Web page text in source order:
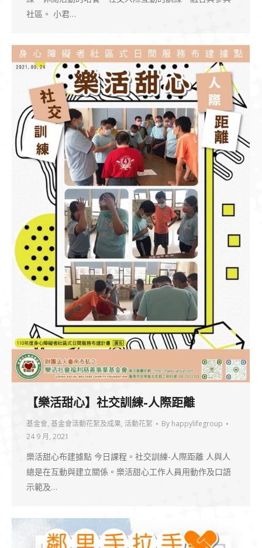
社區。 小君…
【樂活甜心】社交訓練-人際距離
基金會, 基金會活動花絮及成果, 活動花絮 By happylifegroup
24 9 月, 2021
樂活甜心布建據點 今日課程。社交訓練-人際距離 人與人
總是在互動與建立關係。樂活甜心工作人員用動作及口語
示範及…